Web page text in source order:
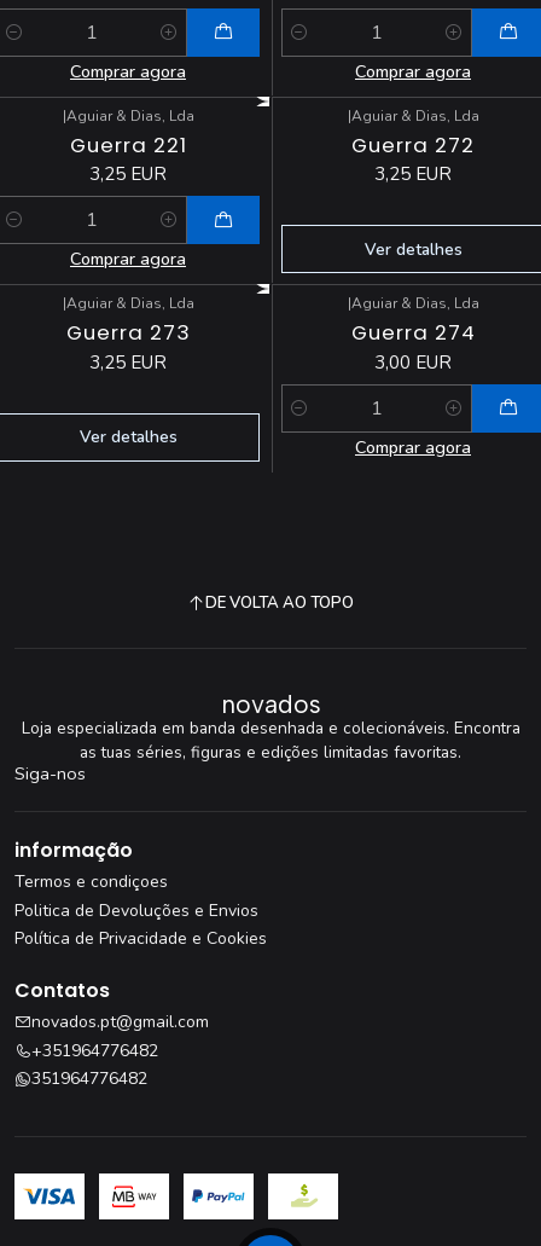
Comprar agora
Quantidade
Comprar agora
|Aguiar & Dias, Lda
Guerra 221
3,25 EUR
Comprar agora
Esgotado
|Aguiar & Dias, Lda
Guerra 272
3,25 EUR
Ver detalhes
Esgotado
|Aguiar & Dias, Lda
Guerra 273
3,25 EUR
Ver detalhes
|Aguiar & Dias, Lda
Guerra 274
3,00 EUR
Quantidade
Comprar agora
DE VOLTA AO TOPO
novados
Loja especializada em banda desenhada e colecionáveis. Encontra
as tuas séries, figuras e edições limitadas favoritas.
Siga-nos
informação
Termos e condiçoes
Politica de Devoluções e Envios
Política de Privacidade e Cookies
Contatos
novados.pt@gmail.com
+351964776482
351964776482